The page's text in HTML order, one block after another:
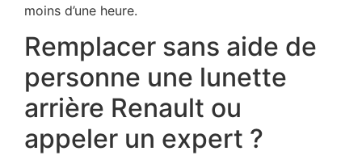
moins d’une heure.
Remplacer sans aide de
personne une lunette
arrière Renault ou
appeler un expert ?